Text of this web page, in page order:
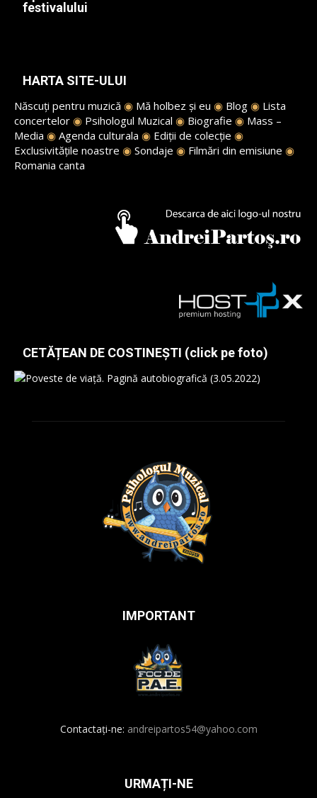
festivalului
HARTA SITE-ULUI
Născuți pentru muzică ◉ Mă holbez și eu ◉ Blog ◉ Lista
concertelor ◉ Psihologul Muzical ◉ Biografie ◉ Mass –
Media ◉ Agenda culturala ◉ Ediții de colecție ◉
Exclusivitățile noastre ◉ Sondaje ◉ Filmări din emisiune ◉
Romania canta
CETĂȚEAN DE COSTINEȘTI (click pe foto)
IMPORTANT
Contactați-ne: andreipartos54@yahoo.com
URMAȚI-NE